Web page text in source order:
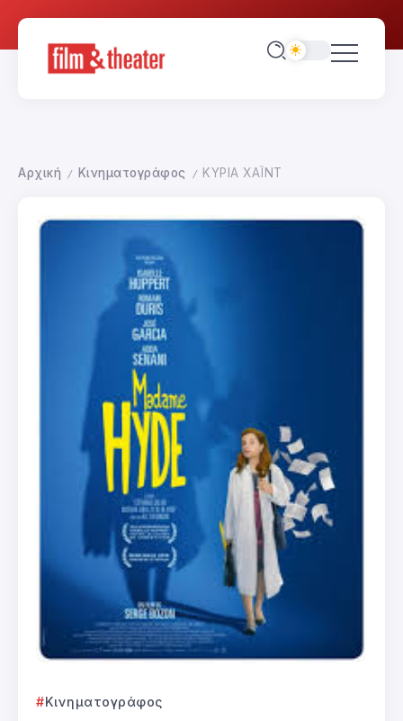
Αρχική / Κινηματογράφος / ΚΥΡΙΑ ΧΑΪΝΤ
Κινηματογράφος